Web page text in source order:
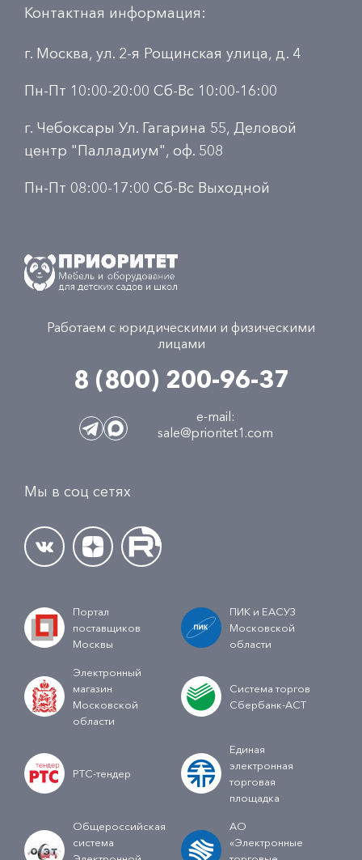
Контактная информация:
г. Москва, ул. 2-я Рощинская улица, д. 4
Пн-Пт 10:00-20:00 Сб-Вс 10:00-16:00
г. Чебоксары Ул. Гагарина 55, Деловой
центр "Палладиум", оф. 508
Пн-Пт 08:00-17:00 Сб-Вс Выходной
Работаем с юридическими и физическими
лицами
8 (800) 200-96-37
e-mail:
sale@prioritet1.com
Мы в соц сетях
Портал
поставщиков
Москвы
ПИК и ЕАСУЗ
Московской
области
Электронный
магазин
Московской
области
Система торгов
Сбербанк-АСТ
РТС-тендер
Единая
электронная
торговая
площадка
Общероссийская
система
АО
«Электронные